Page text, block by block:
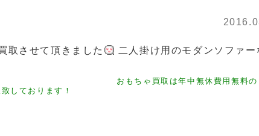
取させて頂きました
二人掛け用のモダンソファー
おもちゃ買取は年中無休費用無料の
しております！